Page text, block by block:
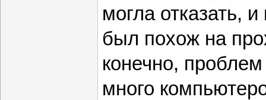
могла отказать,
был похож на
конечно,
много